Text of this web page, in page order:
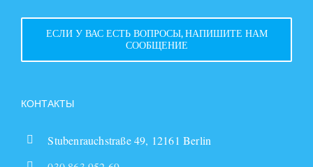
ЕСЛИ У ВАС ЕСТЬ ВОПРОСЫ, НАПИШИТЕ НАМ
СООБЩЕНИЕ
КОНТАКТЫ
Stubenrauchstraße 49, 12161 Berlin